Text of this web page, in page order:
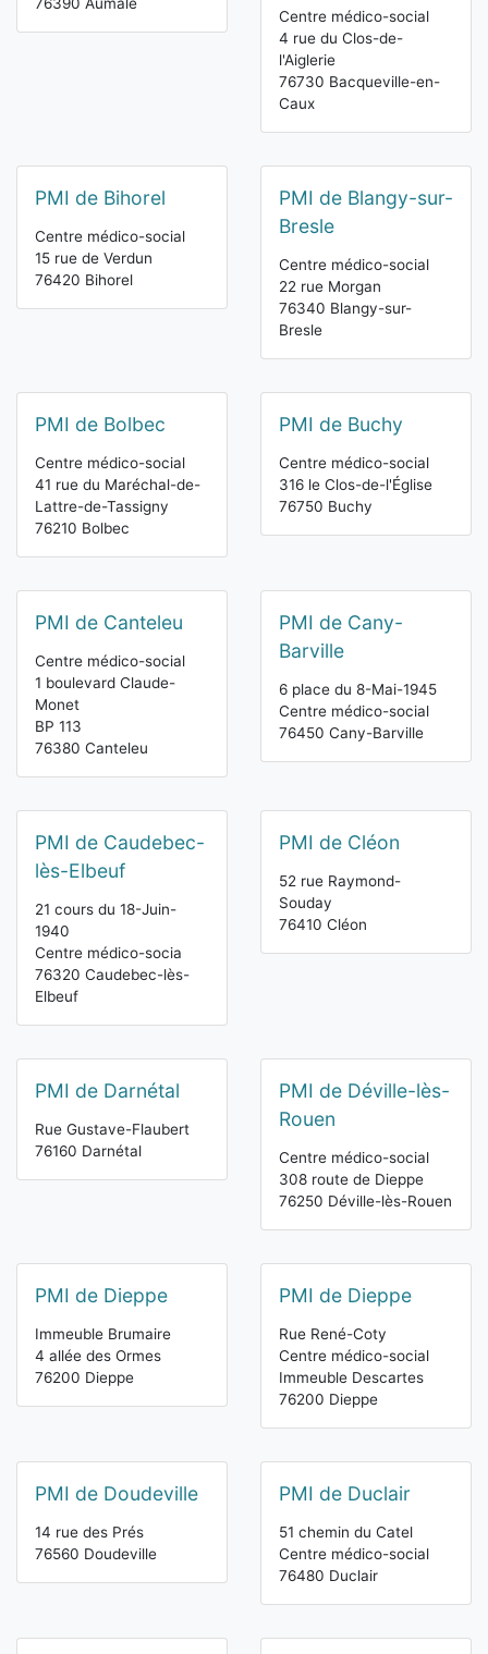
76390 Aumale
Centre médico-social
4 rue du Clos-de-
l'Aiglerie
76730 Bacqueville-en-
Caux
PMI de Bihorel
Centre médico-social
15 rue de Verdun
76420 Bihorel
PMI de Blangy-sur-
Bresle
Centre médico-social
22 rue Morgan
76340 Blangy-sur-
Bresle
PMI de Bolbec
Centre médico-social
41 rue du Maréchal-de-
Lattre-de-Tassigny
76210 Bolbec
PMI de Buchy
Centre médico-social
316 le Clos-de-l'Église
76750 Buchy
PMI de Canteleu
Centre médico-social
1 boulevard Claude-
Monet
BP 113
76380 Canteleu
PMI de Cany-
Barville
6 place du 8-Mai-1945
Centre médico-social
76450 Cany-Barville
PMI de Caudebec-
lès-Elbeuf
21 cours du 18-Juin-
1940
Centre médico-socia
76320 Caudebec-lès-
Elbeuf
PMI de Cléon
52 rue Raymond-
Souday
76410 Cléon
PMI de Darnétal
Rue Gustave-Flaubert
76160 Darnétal
PMI de Déville-lès-
Rouen
Centre médico-social
308 route de Dieppe
76250 Déville-lès-Rouen
PMI de Dieppe
Immeuble Brumaire
4 allée des Ormes
76200 Dieppe
PMI de Dieppe
Rue René-Coty
Centre médico-social
Immeuble Descartes
76200 Dieppe
PMI de Doudeville
14 rue des Prés
76560 Doudeville
PMI de Duclair
51 chemin du Catel
Centre médico-social
76480 Duclair